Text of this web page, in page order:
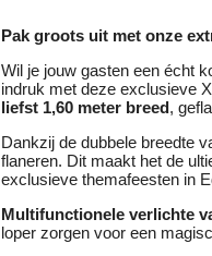
Pak groots uit met onze
Wil je jouw gasten een écht
indruk met deze exclusieve
liefst 1,60 meter breed,
Dankzij de dubbele breedte
flaneren. Dit maakt het de
exclusieve themafeesten in
Multifunctionele verlichte
loper zorgen voor een